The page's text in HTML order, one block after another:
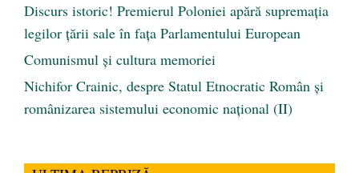
Discurs istoric! Premierul Poloniei apără supremația
legilor țării sale în fața Parlamentului European
Comunismul şi cultura memoriei
Nichifor Crainic, despre Statul Etnocratic Român şi
românizarea sistemului economic naţional (II)